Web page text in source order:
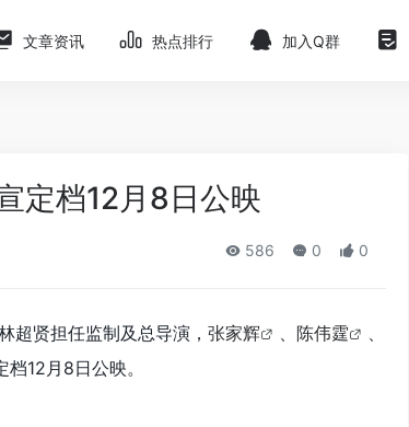
文章资讯 热点排行 加入Q群
定档12月8日公映
586 0 0
超贤担任监制及总导演， 张家辉 、 陈伟霆
、
12月8日公映。